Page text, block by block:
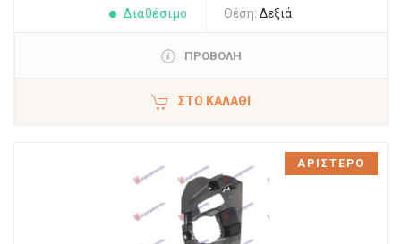
Διαθέσιμο Θέση: Δεξιά
ΠΡΟΒΟΛΗ
ΣΤΟ ΚΑΛΆΘΙ
ΑΡΙΣΤΕΡΟ